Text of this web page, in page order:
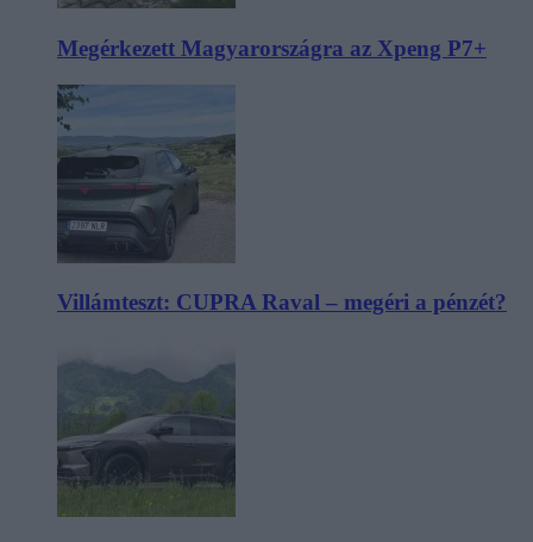
Megérkezett Magyarországra az Xpeng P7+
Villámteszt: CUPRA Raval – megéri a pénzét?